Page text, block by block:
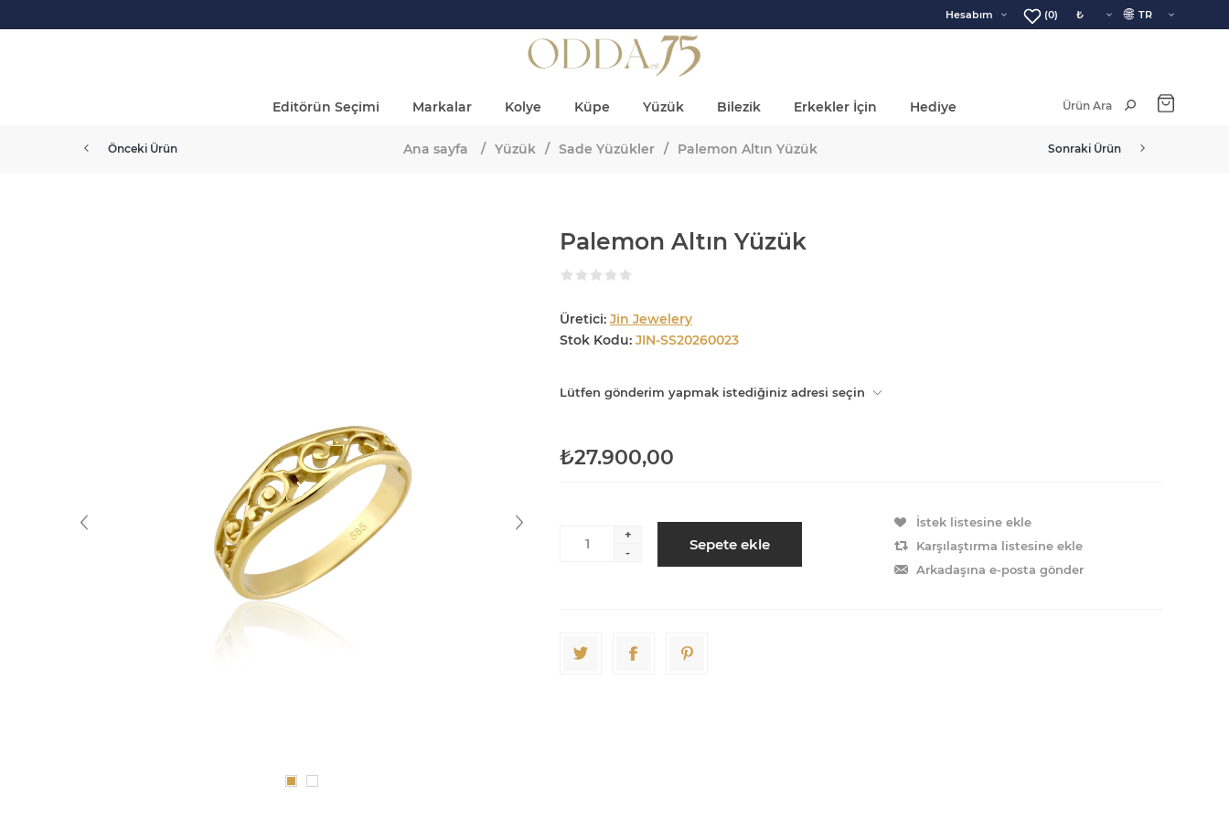
Hesabım (0) 🌐
Editörün Seçimi Markalar Kolye Küpe Yüzük Bilezik Erkekler İçin Hediye
Ana sayfa / Yüzük / Sade Yüzükler / Palemon Altın Yüzük
Önceki Ürün Sonraki Ürün
Palemon Altın Yüzük
Üretici: Jin Jewelery
Stok Kodu: JIN-SS20260023
Lütfen gönderim yapmak istediğiniz adresi seçin
₺27.900,00
+
-
Sepete ekle
İstek listesine ekle
Karşılaştırma listesine ekle
Arkadaşına e-posta gönder